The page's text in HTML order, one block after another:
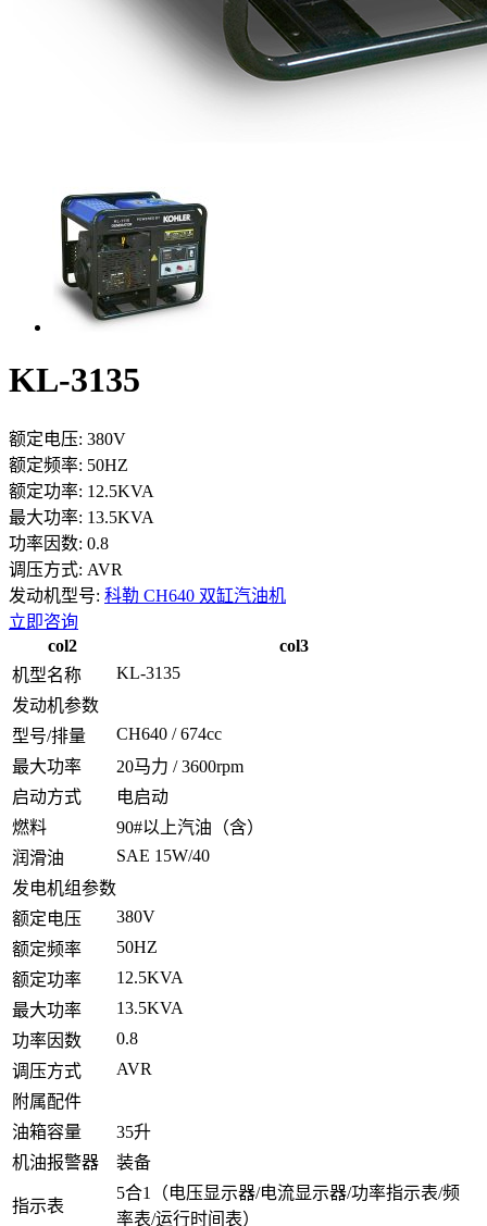
KL-3135
额定电压: 380V
额定频率: 50HZ
额定功率: 12.5KVA
最大功率: 13.5KVA
功率因数: 0.8
调压方式: AVR
发动机型号: 科勒 CH640 双缸汽油机
立即咨询
col2
col3
机型名称
KL-3135
发动机参数
型号/排量
CH640 / 674cc
最大功率
20马力 / 3600rpm
启动方式
电启动
燃料
90#以上汽油（含）
润滑油
SAE 15W/40
发电机组参数
额定电压
380V
额定频率
50HZ
额定功率
12.5KVA
最大功率
13.5KVA
功率因数
0.8
调压方式
AVR
附属配件
油箱容量
35升
机油报警器
装备
指示表
5合1（电压显示器/电流显示器/功率指示表/频
率表/运行时间表）